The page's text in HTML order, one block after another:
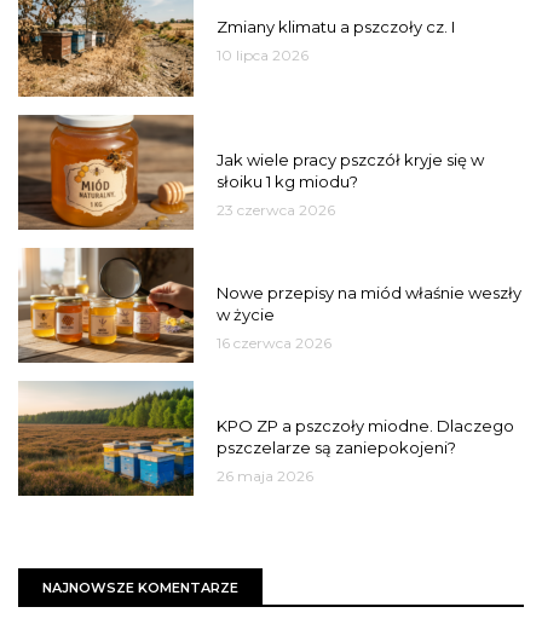
Zmiany klimatu a pszczoły cz. I
10 lipca 2026
Jak wiele pracy pszczół kryje się w
słoiku 1 kg miodu?
23 czerwca 2026
Nowe przepisy na miód właśnie weszły
w życie
16 czerwca 2026
KPO ZP a pszczoły miodne. Dlaczego
pszczelarze są zaniepokojeni?
26 maja 2026
NAJNOWSZE KOMENTARZE